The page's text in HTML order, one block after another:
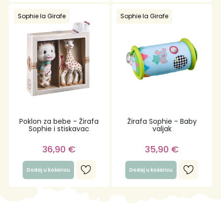
Poklon za bebe - Žirafa
Sophie i stiskavac
Sophie la Girafe
36,90 €
Dodaj u košaricu
Žirafa Sophie - Baby
valjak
Sophie la Girafe
35,90 €
Dodaj u košaricu